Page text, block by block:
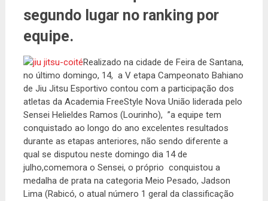
segundo lugar no ranking por
equipe.
Realizado na cidade de Feira de Santana,
no último domingo, 14, a V etapa Campeonato Bahiano
de Jiu Jitsu Esportivo contou com a participação dos
atletas da Academia FreeStyle Nova União liderada pelo
Sensei Helieldes Ramos (Lourinho), ”a equipe tem
conquistado ao longo do ano excelentes resultados
durante as etapas anteriores, não sendo diferente a
qual se disputou neste domingo dia 14 de
julho,comemora o Sensei, o próprio conquistou a
medalha de prata na categoria Meio Pesado, Jadson
Lima (Rabicó, o atual número 1 geral da classificação